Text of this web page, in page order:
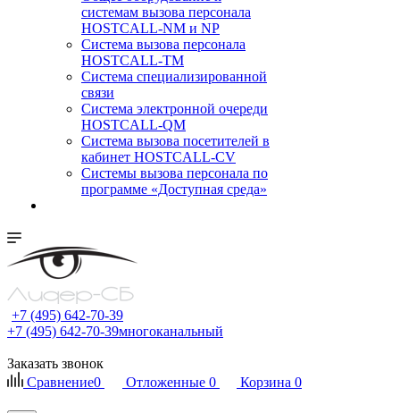
системам вызова персонала
HOSTCALL-NM и NP
Система вызова персонала
HOSTCALL-TM
Система специализированной
связи
Система электронной очереди
HOSTCALL-QM
Cистема вызова посетителей в
кабинет HOSTCALL-CV
Системы вызова персонала по
программе «Доступная среда»
+7 (495) 642-70-39
+7 (495) 642-70-39многоканальный
Заказать звонок
Сравнение0 Отложенные 0 Корзина 0